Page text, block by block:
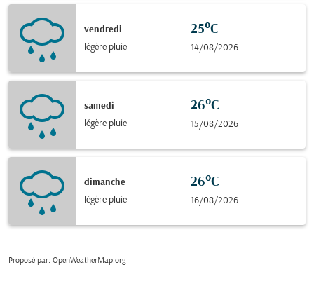
vendredi
légère pluie
25°C
14/08/2026
samedi
légère pluie
26°C
15/08/2026
dimanche
légère pluie
26°C
16/08/2026
Proposé par: OpenWeatherMap.org